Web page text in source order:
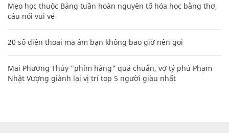
Mẹo học thuộc Bảng tuần hoàn nguyên tố hóa học bằng thơ,
câu nói vui vẻ
20 số điện thoại ma ám bạn không bao giờ nên gọi
Mai Phương Thúy "phím hàng" quá chuẩn, vợ tỷ phú Phạm
Nhật Vượng giành lại vị trí top 5 người giàu nhất